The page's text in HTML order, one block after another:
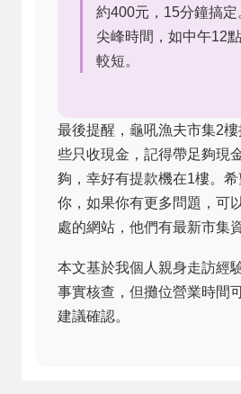
約400元，15分鐘搞定
尖峰時間，如中午12
較短。
最後提醒，龜吼漁夫市集2
些只收現金，記得帶足夠現
夠，幸好有提款機在1樓。希
你，如果你有更多問題，可
處的網站，他們有最新市集
本文基於我個人親身走訪經
事實核查，但攤位營業時間
建議確認。